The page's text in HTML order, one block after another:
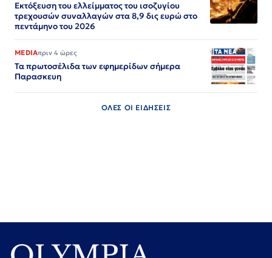
Εκτόξευση του ελλείμματος του ισοζυγίου
τρεχουσών συναλλαγών στα 8,9 δις ευρώ στο
πεντάμηνο του 2026
MEDIAπριν 4 ώρες
Τα πρωτοσέλιδα των εφημερίδων σήμερα
Παρασκευη
ΟΛΕΣ ΟΙ ΕΙΔΗΣΕΙΣ